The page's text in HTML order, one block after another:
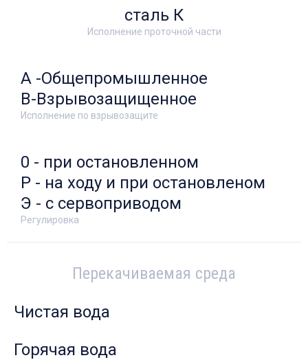
Исполнение проточной части
сталь К
Исполнение по взрывозащите
А -Общепромышленное
В-Взрывозащищенное
Регулировка
0 - при остановленном
Р - на ходу и при остановленом
Э - с сервоприводом
Перекачиваемая среда
Чистая вода
Горячая вода